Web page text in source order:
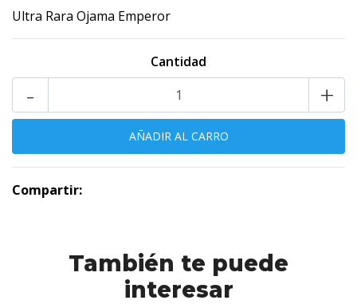
Ultra Rara Ojama Emperor
Cantidad
+
-
Compartir:
También te puede
interesar